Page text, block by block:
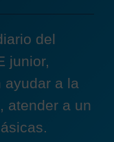
del
junior,
ayudar a la
atender a un